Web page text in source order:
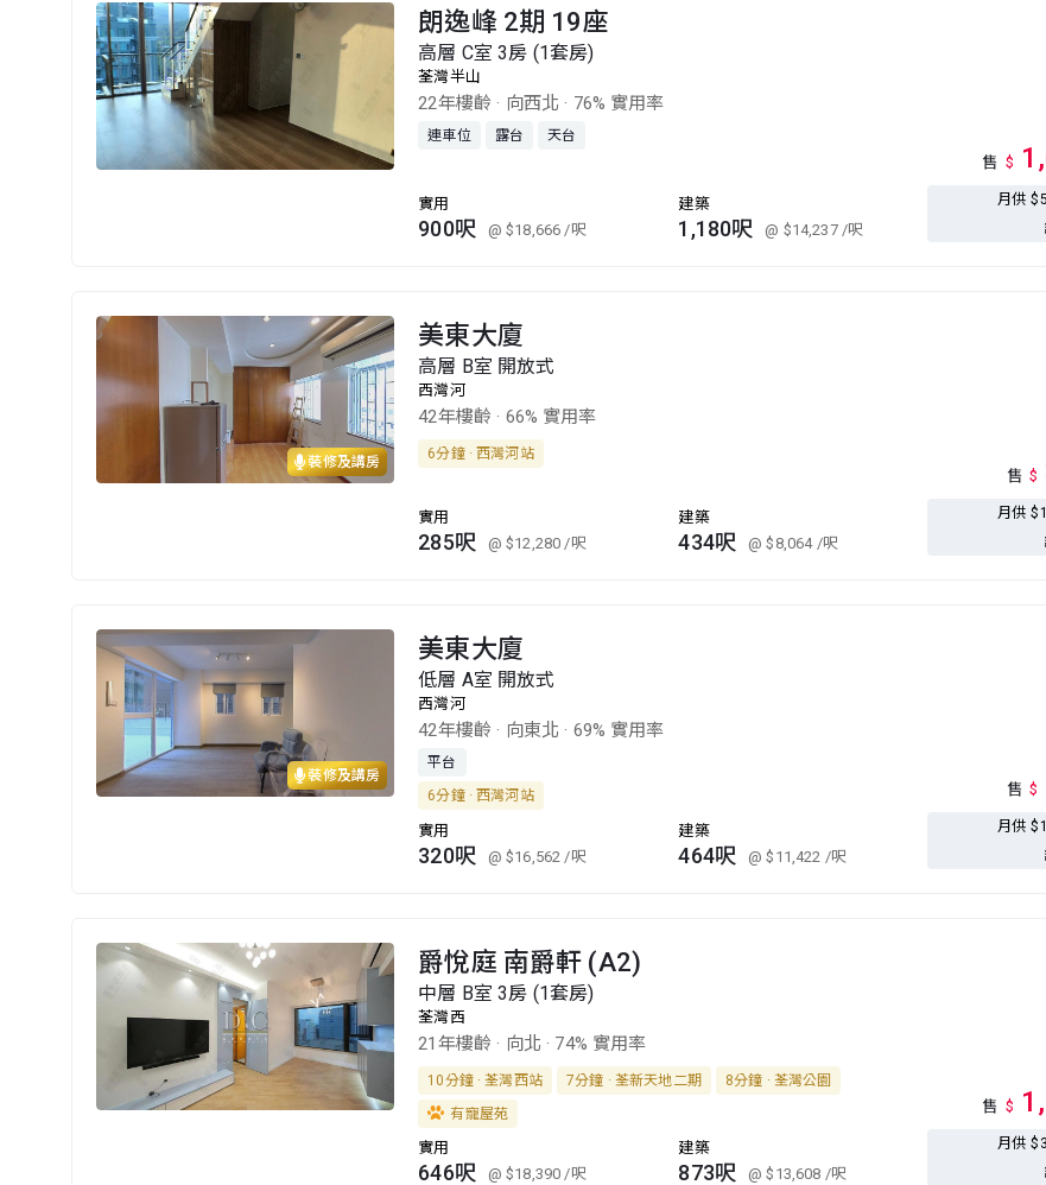
朗逸峰 2期 19座
高層 C室 3房 (1套房)
荃灣半山
22年樓齡 · 向西北 · 76% 實用率
連車位 露台 天台
實用
900呎 @ $18,666 /呎
建築
1,180呎 @ $14,237 /呎
售 $
月供
裝修及講房
美東大廈
高層 B室 開放式
西灣河
42年樓齡 · 66% 實用率
6分鐘 · 西灣河站
實用
285呎 @ $12,280 /呎
建築
434呎 @ $8,064 /呎
售 $
月供
裝修及講房
美東大廈
低層 A室 開放式
西灣河
42年樓齡 · 向東北 · 69% 實用率
平台
6分鐘 · 西灣河站
實用
320呎 @ $16,562 /呎
建築
464呎 @ $11,422 /呎
售 $
月供
爵悅庭 南爵軒 (A2)
中層 B室 3房 (1套房)
荃灣西
21年樓齡 · 向北 · 74% 實用率
10分鐘 · 荃灣西站 7分鐘 · 荃新天地二期
8分鐘 · 荃灣公園
有寵屋苑
實用
646呎 @ $18,390 /呎
建築
873呎 @ $13,608 /呎
售 $
月供